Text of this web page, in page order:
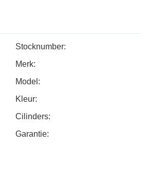
Stocknumber:
Merk:
Model:
Kleur:
Cilinders:
Garantie: